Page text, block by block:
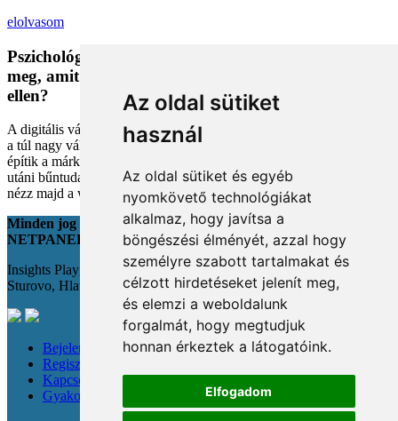
Az oldal sütiket
használ
Az oldal sütiket és egyéb
nyomkövető technológiákat
alkalmaz, hogy javítsa a
böngészési élményét, azzal hogy
személyre szabott tartalmakat és
célzott hirdetéseket jelenít meg,
és elemzi a weboldalunk
forgalmát, hogy megtudjuk
honnan érkeztek a látogatóink.
Elfogadom
elolvasom
Pszichológiai trükkök a kosárban: Miért vesszük
meg, amit megveszünk, és mit tehetünk a bűntudat
ellen?
A digitális vásárlás kényelmes, de tele van pszichológiai csapdákkal
a túl nagy választéktól a hosszas böngészésig. Megmutatjuk, hogyan
építik a márkák a bizalmadat online, és miként kerüld el a vásárlás
utáni bűntudatot tudatos döntésekkel. Készülj fel, hogy máshogy
nézz majd a webshopokra!
Minden jog fenntartva
NETPANEL
Insights Playground s.r.o.;
Sturovo, Hlavná 22., 943 01
Bejelentkezés
Regisztráció
Kapcsolat
Gyakori kérdések